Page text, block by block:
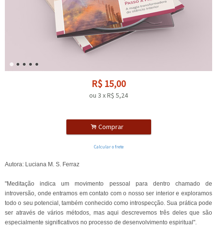
R$ 15,00
ou 3 xR$ 5,24
. Comprar
Calcular o frete
Autora: Luciana M. S. Ferraz
"Meditação indica um movimento pessoal para dentro chamado de
introversão, onde entramos em contato com o nosso ser interior e exploramos
todo o seu potencial, também conhecido como introspecção. Sua prática pode
ser através de vários métodos, mas aqui descrevemos três deles que são
especialmente significativos no processo de desenvolvimento espiritual".